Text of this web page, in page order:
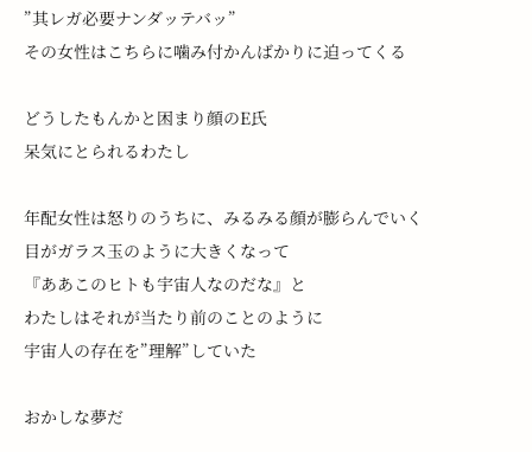
”其レガ必要ナンダッテバッ”
その女性はこちらに噛み付かんばかりに迫ってくる
どうしたもんかと困まり顔のE氏
呆気にとられるわたし
年配女性は怒りのうちに、みるみる顔が膨らんでいく
目がガラス玉のように大きくなって
『ああこのヒトも宇宙人なのだな』と
わたしはそれが当たり前のことのように
宇宙人の存在を”理解”していた
おかしな夢だ